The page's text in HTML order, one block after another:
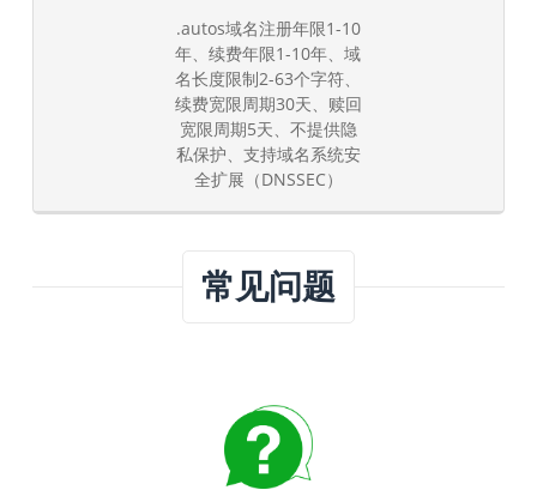
.autos域名注册年限1-10
年、续费年限1-10年、域
名长度限制2-63个字符、
续费宽限周期30天、赎回
宽限周期5天、不提供隐
私保护、支持域名系统安
全扩展（DNSSEC）
常见问题